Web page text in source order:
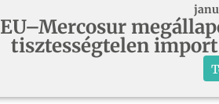
EU–Mercosur
tisztességtelen